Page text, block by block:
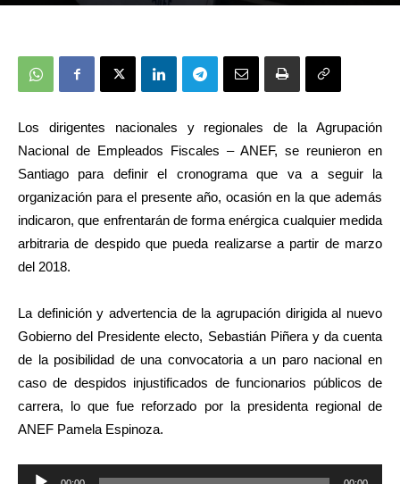
Los dirigentes nacionales y regionales de la Agrupación
Nacional de Empleados Fiscales – ANEF, se reunieron en
Santiago para definir el cronograma que va a seguir la
organización para el presente año, ocasión en la que además
indicaron, que enfrentarán de forma enérgica cualquier medida
arbitraria de despido que pueda realizarse a partir de marzo
del 2018.
La definición y advertencia de la agrupación dirigida al nuevo
Gobierno del Presidente electo, Sebastián Piñera y da cuenta
de la posibilidad de una convocatoria a un paro nacional en
caso de despidos injustificados de funcionarios públicos de
carrera, lo que fue reforzado por la presidenta regional de
ANEF Pamela Espinoza.
Reproductor